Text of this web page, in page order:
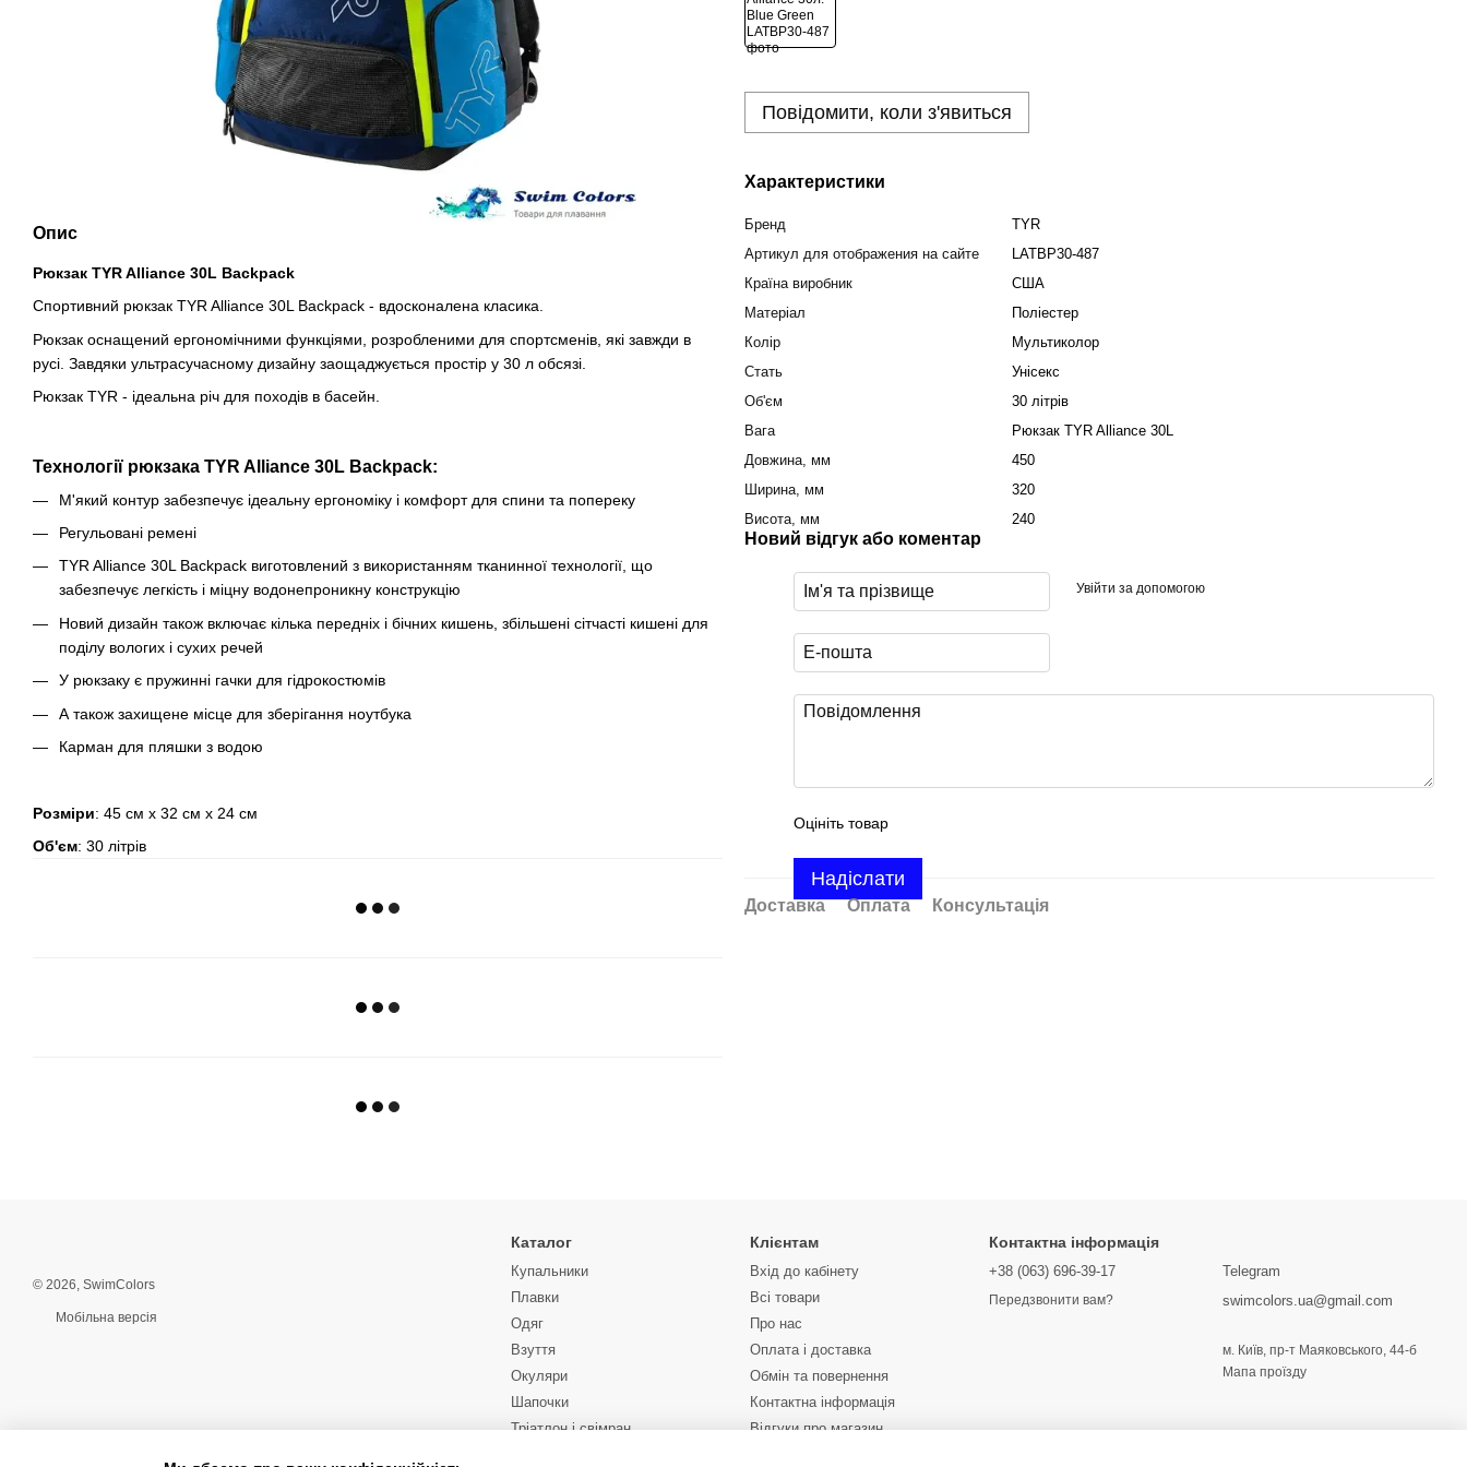
Опис
Рюкзак TYR Alliance 30L Backpack
Спортивний рюкзак TYR Alliance 30L Backpack - вдосконалена класика.
Рюкзак оснащений ергономічними функціями, розробленими для спортсменів, які завжди в
русі. Завдяки ультрасучасному дизайну заощаджується простір у 30 л обсязі.
Рюкзак TYR - ідеальна річ для походів в басейн.
Технології рюкзака TYR Alliance 30L Backpack:
М'який контур забезпечує ідеальну ергономіку і комфорт для спини та попереку
Регульовані ремені
TYR Alliance 30L Backpack виготовлений з використанням тканинної технології, що
забезпечує легкість і міцну водонепроникну конструкцію
Новий дизайн також включає кілька передніх і бічних кишень, збільшені сітчасті кишені для
поділу вологих і сухих речей
У рюкзаку є пружинні гачки для гідрокостюмів
А також захищене місце для зберігання ноутбука
Карман для пляшки з водою
Розміри: 45 см x 32 см x 24 см
Об'єм: 30 літрів
Повідомити, коли з'явиться
Характеристики
Бренд
TYR
Артикул для отображения на сайте
LATBP30-487
Країна виробник
США
Матеріал
Поліестер
Колір
Мультиколор
Стать
Унісекс
Об'єм
30 літрів
Вага
Рюкзак TYR Alliance 30L
Довжина, мм
450
Ширина, мм
320
Висота, мм
240
Новий відгук або коментар
Увійти за допомогою
Оцініть товар
Надіслати
Доставка Оплата Консультація
© 2026, SwimColors
Мобільна версія
Каталог
Купальники
Плавки
Одяг
Взуття
Окуляри
Шапочки
Тріатлон і свімран
Клієнтам
Вхід до кабінету
Всі товари
Про нас
Оплата і доставка
Обмін та повернення
Контактна інформація
Відгуки про магазин
Контактна інформація
+38 (063) 696-39-17
Передзвонити вам?
Telegram
swimcolors.ua@gmail.com
м. Київ, пр-т Маяковського, 44-б
Мапа проїзду